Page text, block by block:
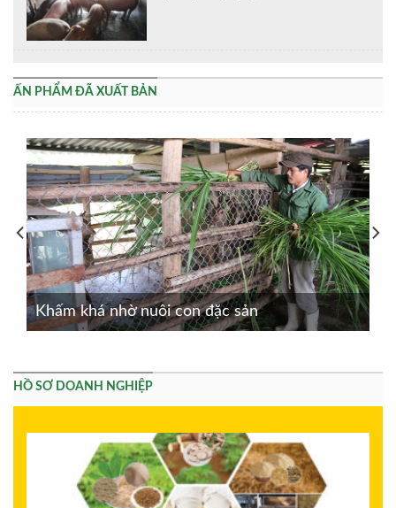
ẤN PHẨM ĐÃ XUẤT BẢN
Khấm khá nhờ nuôi con đặc sản
HỒ SƠ DOANH NGHIỆP